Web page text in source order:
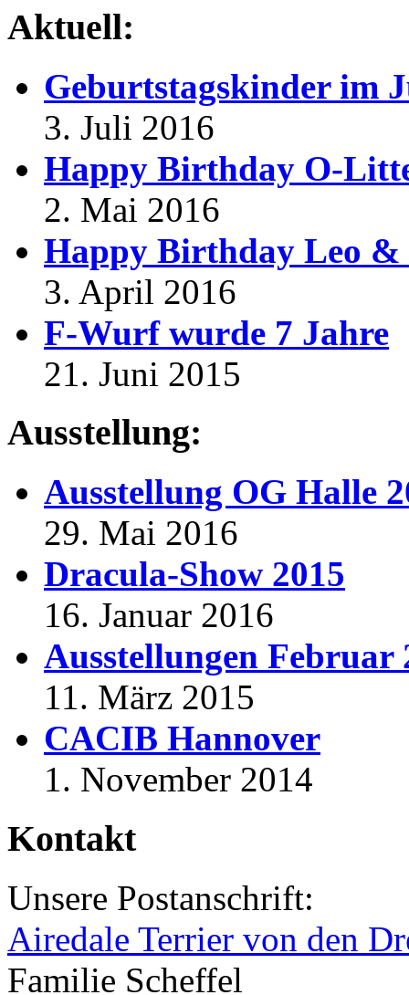
Aktuell:
Geburtstagskinder im
3. Juli 2016
Happy Birthday O-
2. Mai 2016
Happy Birthday Leo &
3. April 2016
F-Wurf wurde 7 Jahre
21. Juni 2015
Ausstellung:
Ausstellung OG Halle
29. Mai 2016
Dracula-Show 2015
16. Januar 2016
Ausstellungen Februar
11. März 2015
CACIB Hannover
1. November 2014
Kontakt
Unsere Postanschrift:
Airedale Terrier von den
Familie Scheffel